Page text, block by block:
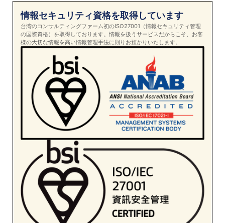
情報セキュリティ資格を取得しています
台湾のコンサルティングファーム初のISO27001（情報セキュリティ管理
の国際資格）を取得しております。情報を扱うサービスだからこそ、お客
様の大切な情報を高い情報管理手法に則りお預かりいたします。